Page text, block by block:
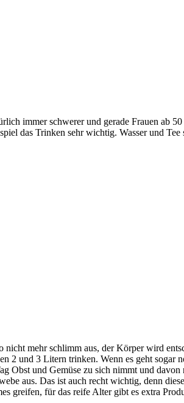
immer schwerer und gerade Frauen ab
das Trinken sehr wichtig. Wasser und Tee
mehr schlimm aus, der Körper wird
2 und 3 Litern trinken. Wenn es geht sogar
Obst und Gemüse zu sich nimmt und
aus. Das ist auch recht wichtig, denn
greifen, für das reife Alter gibt es extra